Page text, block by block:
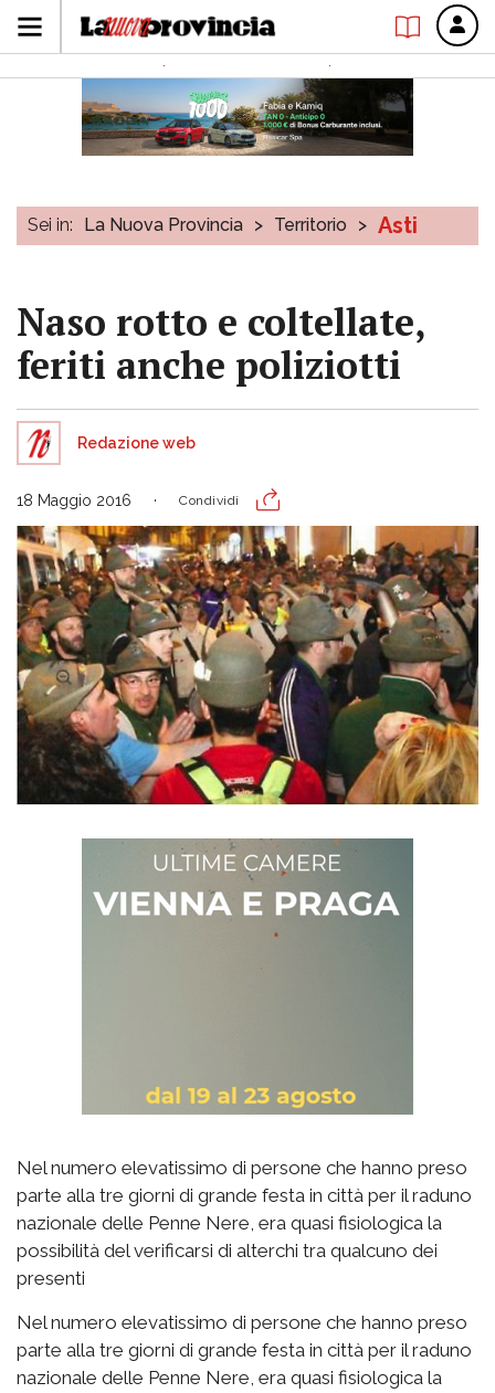
Sei in: La Nuova Provincia > Territorio > Asti
Naso rotto e coltellate,
feriti anche poliziotti
Redazione web
18 Maggio 2016 Condividi
Nel numero elevatissimo di persone che hanno preso
parte alla tre giorni di grande festa in città per il raduno
nazionale delle Penne Nere, era quasi fisiologica la
possibilità del verificarsi di alterchi tra qualcuno dei
presenti
Nel numero elevatissimo di persone che hanno preso
parte alla tre giorni di grande festa in città per il raduno
nazionale delle Penne Nere, era quasi fisiologica la